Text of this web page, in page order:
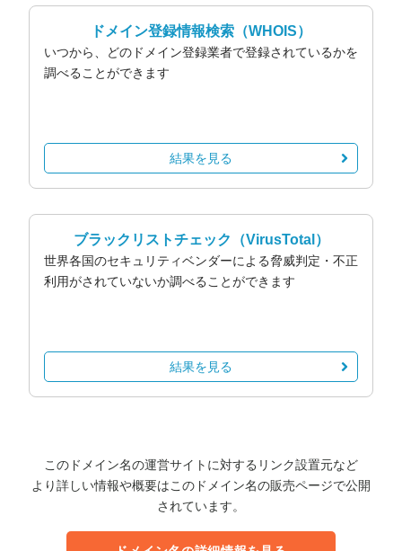
ドメイン登録情報検索 （WHOIS）
いつから、どのドメイン登録業者で登録されているかを
調べることができます
結果を見る
ブラックリストチェック （VirusTotal）
世界各国のセキュリティベンダーによる脅威判定・不正
利用がされていないか調べることができます
結果を見る
このドメイン名の運営サイトに対するリンク設置元など
より詳しい情報や概要はこのドメイン名の販売ページで公開
されています。